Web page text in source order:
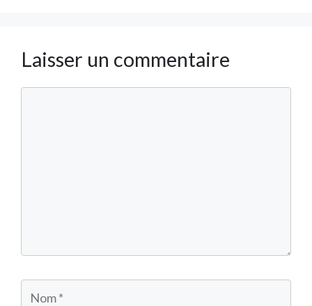
Laisser un commentaire
Nom